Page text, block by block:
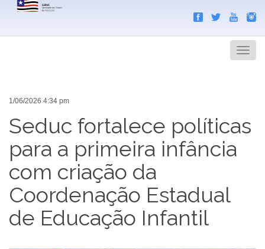
Menu
1/06/2026 4:34 pm
Seduc fortalece políticas
para a primeira infância
com criação da
Coordenação Estadual
de Educação Infantil